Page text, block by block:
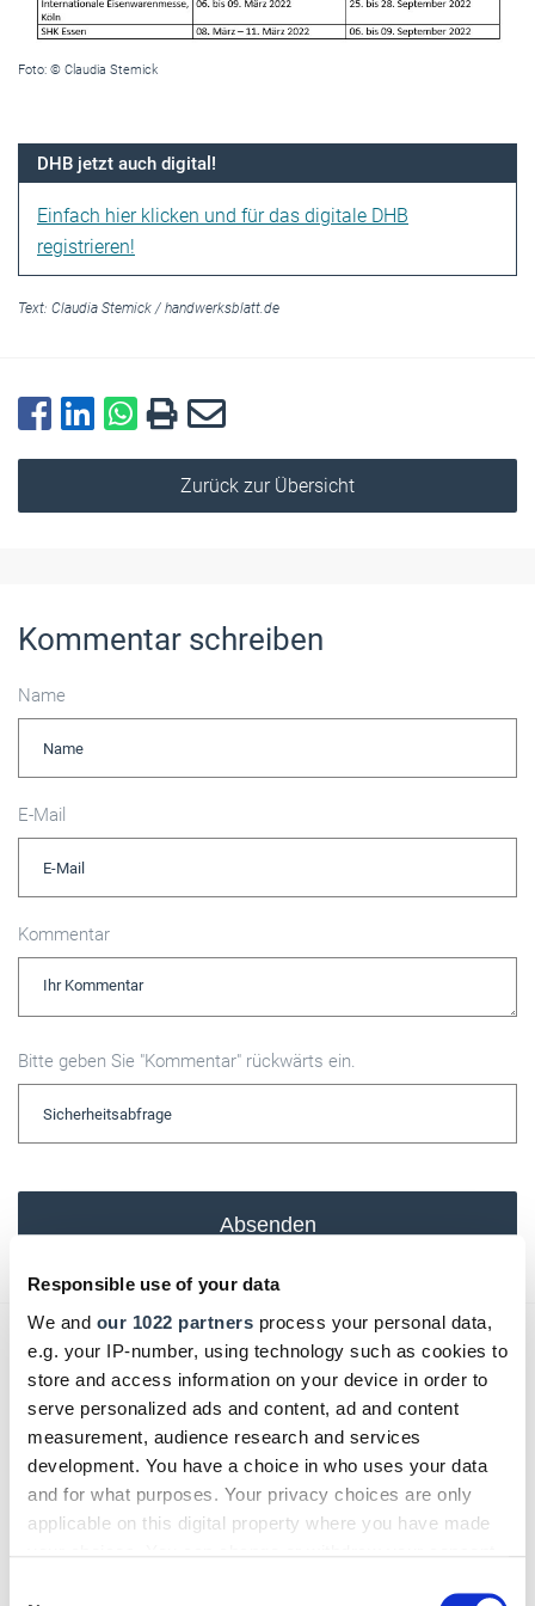
Responsible use of your data
We and our 1022 partners process your personal data,
e.g. your IP-number, using technology such as cookies to
store and access information on your device in order to
serve personalized ads and content, ad and content
measurement, audience research and services
development. You have a choice in who uses your data
and for what purposes. Your privacy choices are only
applicable on this digital property where you have made
Foto: © Claudia Stemick
DHB jetzt auch digital!
Einfach hier klicken und für das digitale DHB
registrieren!
Text: Claudia Stemick / handwerksblatt.de
Zurück zur Übersicht
Kommentar schreiben
Name
E-Mail
Kommentar
Bitte geben Sie "Kommentar" rückwärts ein.
Absenden
Das könnte Sie auch interessieren: